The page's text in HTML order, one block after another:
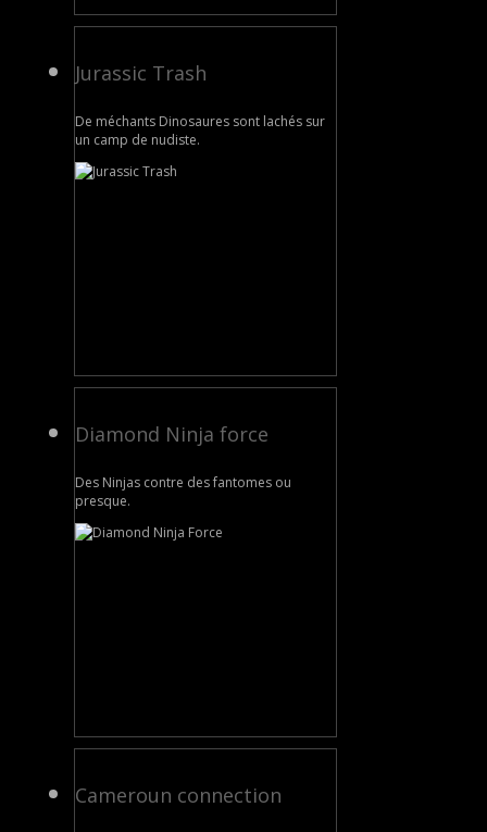
Jurassic Trash
De méchants Dinosaures sont lachés sur
un camp de nudiste.
Diamond Ninja force
Des Ninjas contre des fantomes ou
presque.
Cameroun connection